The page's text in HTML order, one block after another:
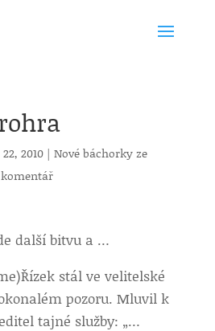
2010| Nové báchorky ze
komentář
další bitvu a …
Řízek stál ve velitelské
pozoru. Mluvil k
tajné služby: „…